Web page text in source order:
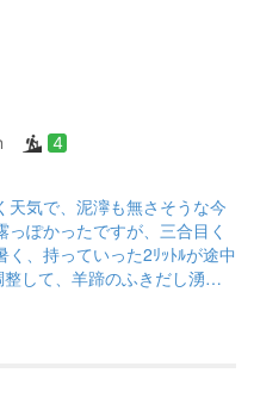
4
気で、泥濘も無さそうな今
ぽかったですが、三合目く
、持っていった2ﾘｯﾄﾙが途中
して、羊蹄のふきだし湧水
😝